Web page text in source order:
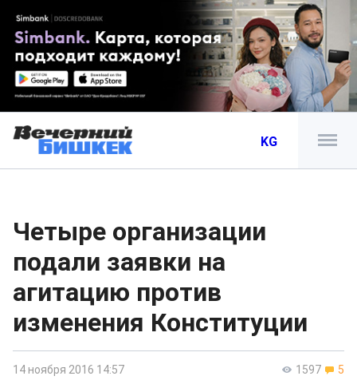
KG
Четыре организации
подали заявки на
агитацию против
изменения Конституции
1597 5
14 ноября 2016 14:57